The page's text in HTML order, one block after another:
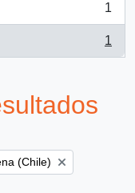
1
1
filter:
(Chile)